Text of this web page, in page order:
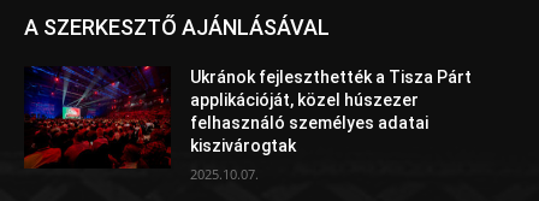
A SZERKESZTŐ AJÁNLÁSÁVAL
Ukránok fejleszthették a Tisza Párt
applikációját, közel húszezer
felhasználó személyes adatai
kiszivárogtak
2025.10.07.